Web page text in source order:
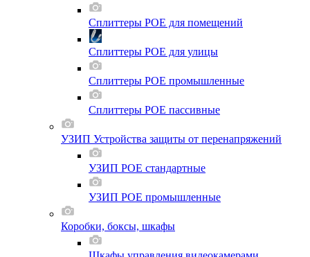
Сплиттеры POE для помещений
Сплиттеры POE для улицы
Сплиттеры POE промышленные
Сплиттеры POE пассивные
УЗИП Устройства защиты от перенапряжений
УЗИП POE стандартные
УЗИП POE промышленные
Коробки, боксы, шкафы